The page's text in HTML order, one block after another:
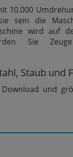
10.000
sein die
wird auf
Sie
Staub und
und